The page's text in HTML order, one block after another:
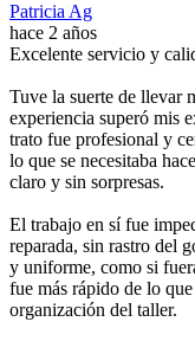
Patricia Ag
hace 2 años
Excelente servicio y
Tuve la suerte de llevar
experiencia superó mis
trato fue profesional y
lo que se necesitaba
claro y sin sorpresas.
El trabajo en sí fue
reparada, sin rastro del
y uniforme, como si
fue más rápido de lo
organización del taller.